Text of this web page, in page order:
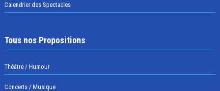
Calendrier des Spectacles
Tous nos Propositions
Théâtre / Humour
Concerts / Musique